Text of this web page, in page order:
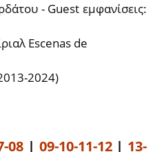
- Guest εμφανίσεις:
Escenas de
2024)
08 | 09-10-11-12| 13-